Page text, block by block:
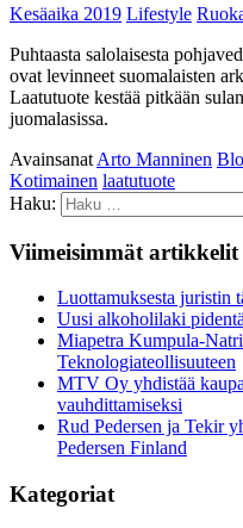
Kesäaika 2019 Lifestyle
Puhtaasta salolaisesta
ovat levinneet suomalaisten
Laatutuote kestää pitkään
juomalasissa.
Avainsanat Arto Manninen
Kotimainen laatutuote
Haku:
Viimeisimmät artikkelit
Luottamuksesta juristin
Uusi alkoholilaki
Miapetra Kumpula-Natri
Teknologiateollisuuteen
MTV Oy yhdistää
vauhdittamiseksi
Rud Pedersen ja Tekir
Pedersen Finland
Kategoriat